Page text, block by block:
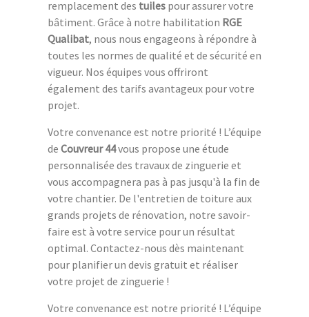
remplacement des tuiles pour assurer votre
bâtiment. Grâce à notre habilitation RGE
Qualibat, nous nous engageons à répondre à
toutes les normes de qualité et de sécurité en
vigueur. Nos équipes vous offriront
également des tarifs avantageux pour votre
projet.
Votre convenance est notre priorité ! L’équipe
de Couvreur 44vous propose une étude
personnalisée des travaux de zinguerie et
vous accompagnera pas à pas jusqu'à la fin de
votre chantier. De l'entretien de toiture aux
grands projets de rénovation, notre savoir-
faire est à votre service pour un résultat
optimal. Contactez-nous dès maintenant
pour planifier un devis gratuit et réaliser
votre projet de zinguerie !
Votre convenance est notre priorité ! L’équipe